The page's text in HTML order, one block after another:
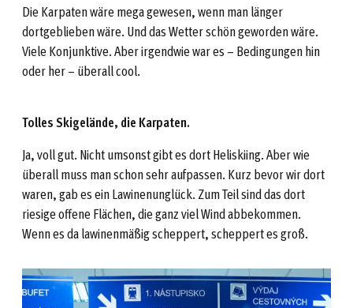
Die Karpaten wäre mega gewesen, wenn man länger
dortgeblieben wäre. Und das Wetter schön geworden wäre.
Viele Konjunktive.Aber irgendwie war es – Bedingungen hin
oder her – überall cool.
Tolles Skigelände, die Karpaten.
Ja, voll gut. Nicht umsonst gibt es dort Heliskiing. Aber wie
überall muss man schon sehr aufpassen. Kurz bevor wir dort
waren, gab es ein Lawinenunglück. Zum Teil sind das dort
riesige offene Flächen, die ganz viel Wind abbekommen.
Wenn es da lawinenmäßig scheppert, scheppert es groß.